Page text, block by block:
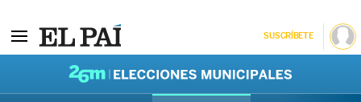
SUSCRÍBETE